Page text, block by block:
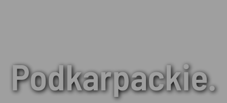
Podkarpackie.